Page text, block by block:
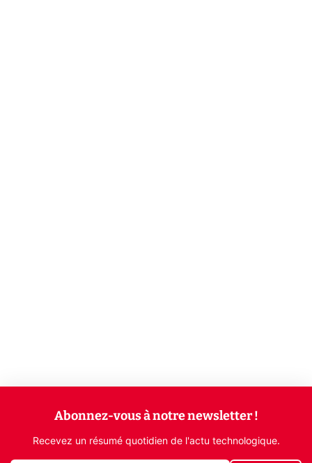
Abonnez-vous à notre newsletter !
Recevez un résumé quotidien de l'actu technologique.